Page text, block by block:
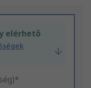
elérhető